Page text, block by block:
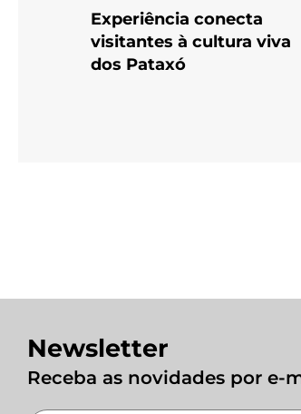
Experiência conecta
visitantes à cultura viva
dos Pataxó
Newsletter
Receba as novidades por e-